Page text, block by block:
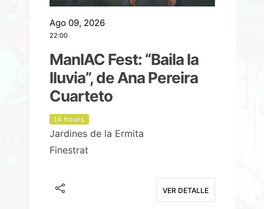
Ago 09, 2026
22:00
ManIAC Fest: “Baila la
lluvia”, de Ana Pereira
Cuarteto
14 hours
Jardines de la Ermita
Finestrat
VER DETALLE